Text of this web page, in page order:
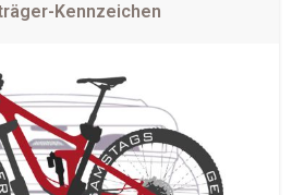
Kennzeichen